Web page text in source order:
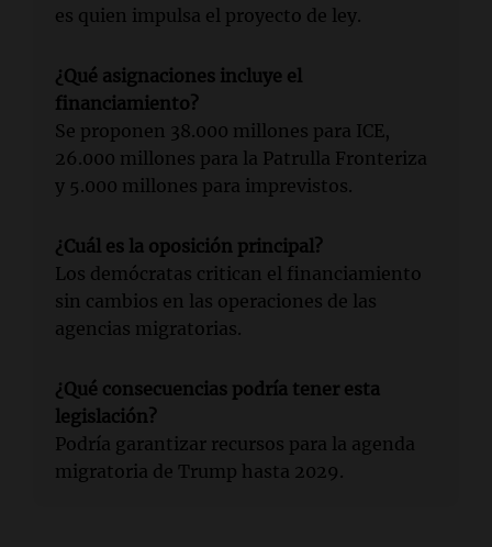
es quien impulsa el proyecto de ley.
¿Qué asignaciones incluye el
financiamiento?
Se proponen 38.000 millones para ICE,
26.000 millones para la Patrulla Fronteriza
y 5.000 millones para imprevistos.
¿Cuál es la oposición principal?
Los demócratas critican el financiamiento
sin cambios en las operaciones de las
agencias migratorias.
¿Qué consecuencias podría tener esta
legislación?
Podría garantizar recursos para la agenda
migratoria de Trump hasta 2029.